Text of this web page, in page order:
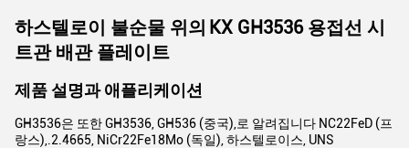
하스텔로이 불순물 위의 KX GH3536 용접선 시
트관 배관 플레이트
제품 설명과 애플리케이션
GH3536은 또한 GH3536, GH536 (중국),로 알려집니다 NC22FeD (프
랑스),.2.4665, NiCr22Fe18Mo (독일), 하스텔로이스, UNS